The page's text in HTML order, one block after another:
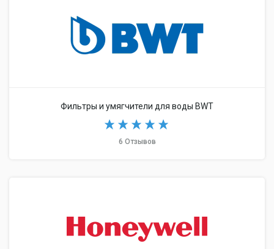
Фильтры и умягчители для воды BWT
6 Отзывов